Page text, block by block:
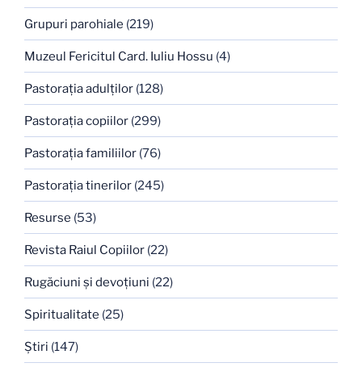
Grupuri parohiale (219)
Muzeul Fericitul Card. Iuliu Hossu (4)
Pastoraţia adulţilor (128)
Pastoraţia copiilor (299)
Pastoraţia familiilor (76)
Pastoraţia tinerilor (245)
Resurse (53)
Revista Raiul Copiilor (22)
Rugăciuni şi devoţiuni (22)
Spiritualitate (25)
Ştiri (147)